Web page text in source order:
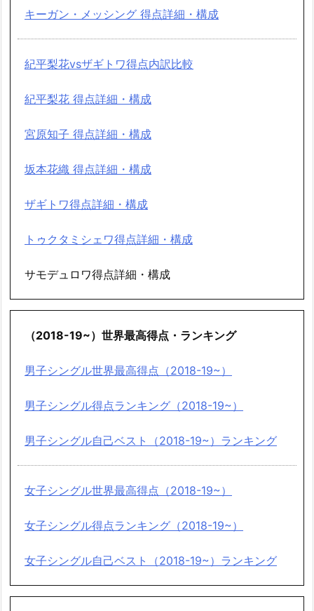
キーガン・メッシング 得点詳細・構成
紀平梨花vsザギトワ得点内訳比較
紀平梨花 得点詳細・構成
宮原知子 得点詳細・構成
坂本花織 得点詳細・構成
ザギトワ得点詳細・構成
トゥクタミシェワ得点詳細・構成
サモデュロワ得点詳細・構成
（2018-19~）世界最高得点・ランキング
男子シングル世界最高得点（2018-19~）
男子シングル得点ランキング（2018-19~）
男子シングル自己ベスト（2018-19~）ランキング
女子シングル世界最高得点（2018-19~）
女子シングル得点ランキング（2018-19~）
女子シングル自己ベスト（2018-19~）ランキング